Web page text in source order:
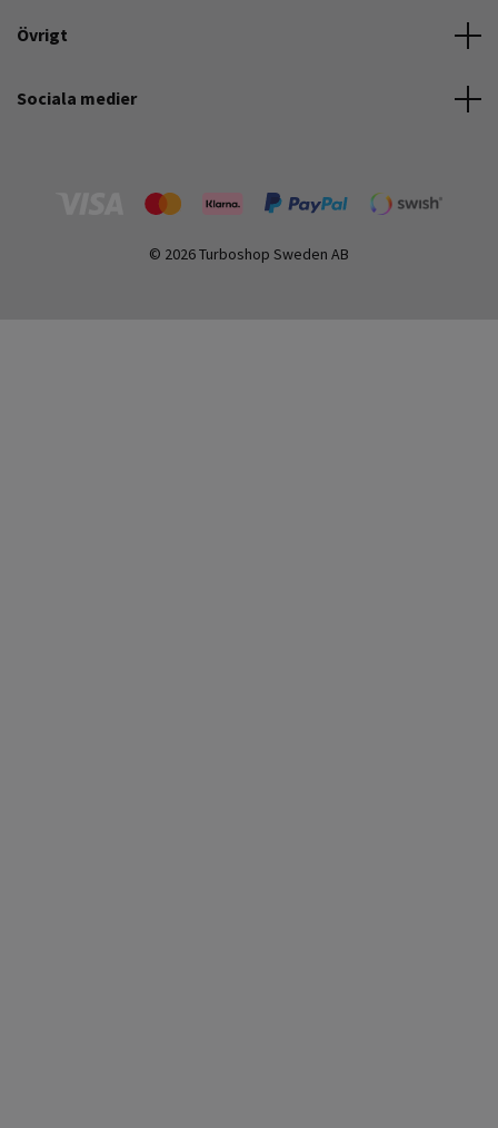
Övrigt
Sociala medier
© 2026 Turboshop Sweden AB